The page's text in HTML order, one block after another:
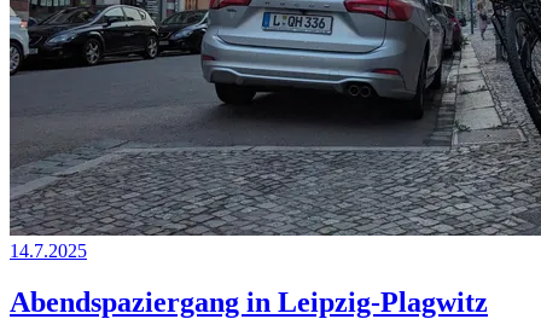
14.7.2025
Abendspaziergang in Leipzig-Plagwitz